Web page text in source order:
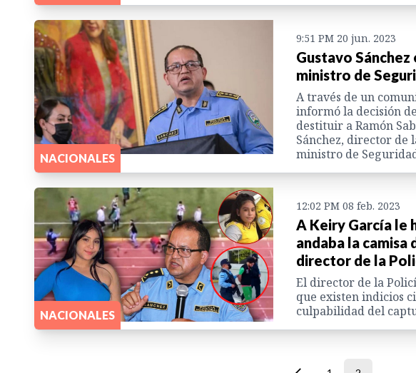
NACIONALES
9:51 PM 20 jun. 2023
Gustavo
ministro de
A través de un
informó la decisión
destituir a Ramón
Sánchez, director de
ministro de
NACIONALES
12:02 PM 08 feb. 2023
A Keiry García le
andaba la camisa
director de la
El director de la
que existen indicios
culpabilidad del